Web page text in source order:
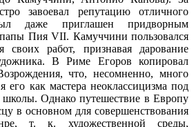
завоевал репутацию отличного
даже приглашен придворным
Пия VII. Камуччини пользовался
своих работ, признавая дарование
В Риме Егоров копировал
что, несомненно, много
его как мастера неоклассицизма под
школы. Однако путешествие в Европу
в основном для совершенствования
т. к. художественной среды,